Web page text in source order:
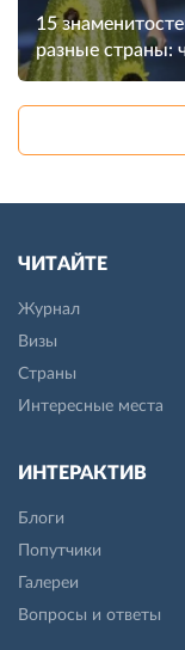
15
разные страны:
ЧИТАЙТЕ
Журнал
Визы
Страны
Интересные места
ИНТЕРАКТИВ
Блоги
Попутчики
Галереи
Вопросы и ответы